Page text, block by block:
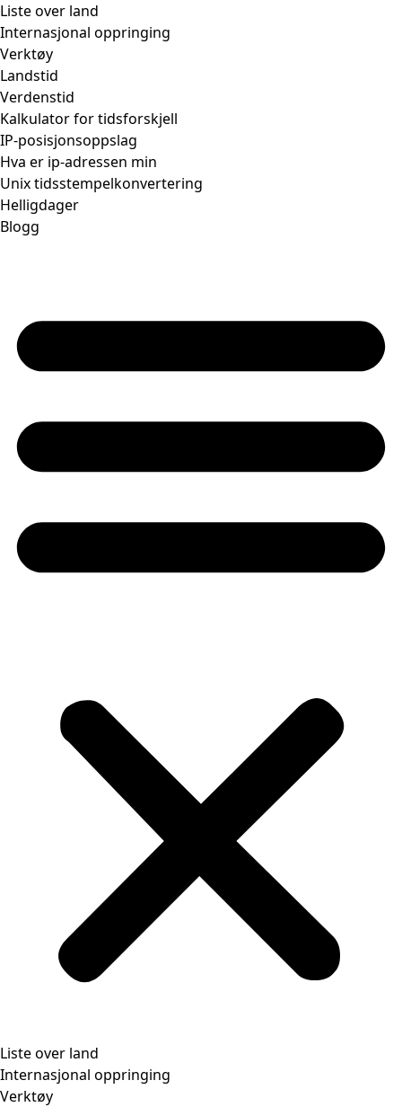
Liste over land
Internasjonal oppringing
Verktøy
Landstid
Verdenstid
Kalkulator for tidsforskjell
IP-posisjonsoppslag
Hva er ip-adressen min
Unix tidsstempelkonvertering
Helligdager
Blogg
Liste over land
Internasjonal oppringing
Verktøy